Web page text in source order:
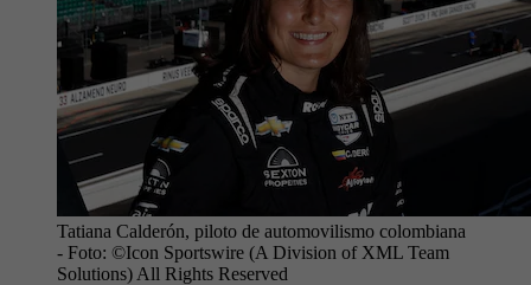
Tatiana Calderón, piloto de automovilismo colombiana
- Foto: ©Icon Sportswire (A Division of XML Team
Solutions) All Rights Reserved